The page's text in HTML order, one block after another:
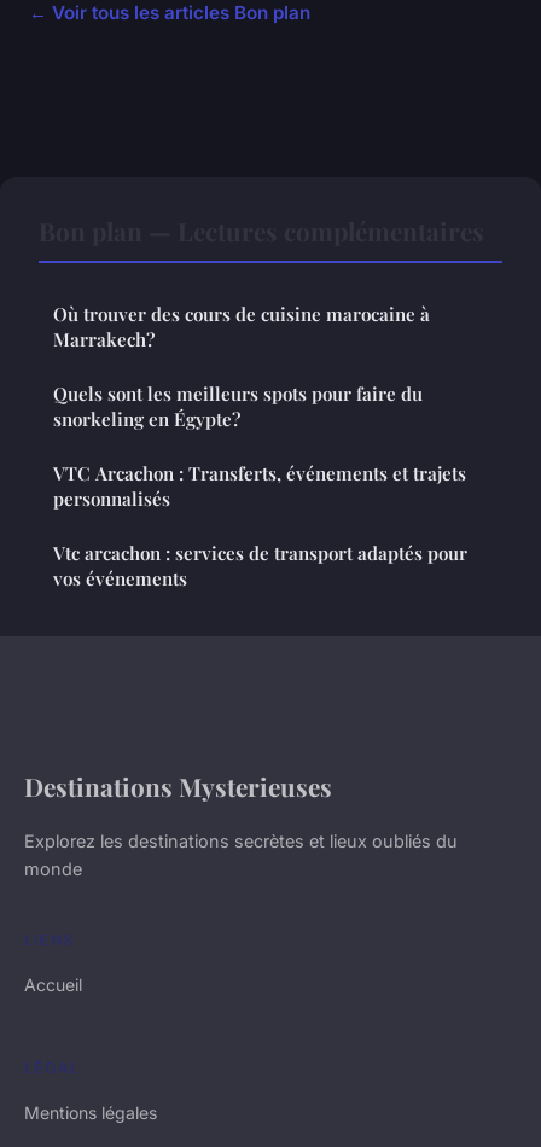
← Voir tous les articles Bon plan
Où trouver des cours de cuisine marocaine à
Marrakech?
Quels sont les meilleurs spots pour faire du
snorkeling en Égypte?
VTC Arcachon : Transferts, événements et trajets
personnalisés
Vtc arcachon : services de transport adaptés pour
vos événements
Destinations Mysterieuses
Explorez les destinations secrètes et lieux oubliés du
monde
LIENS
Accueil
LÉGAL
Mentions légales